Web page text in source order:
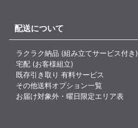
配送について
ラクラク納品 (組み立てサービス付き)
宅配 (お客様組立)
既存引き取り 有料サービス
その他送料オプション一覧
お届け対象外・曜日限定エリア表